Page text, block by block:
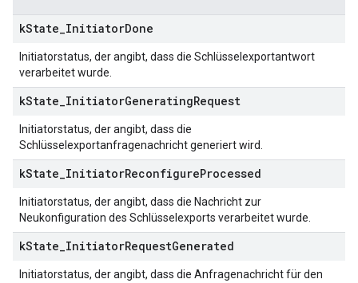
kState InitiatorDone
Initiatorstatus, der angibt, dass die Schlüsselexportantwort
verarbeitet wurde.
kState InitiatorGeneratingRequest
Initiatorstatus, der angibt, dass die
Schlüsselexportanfragenachricht generiert wird.
kState InitiatorReconfigureProcessed
Initiatorstatus, der angibt, dass die Nachricht zur
Neukonfiguration des Schlüsselexports verarbeitet wurde.
kState InitiatorRequestGenerated
Initiatorstatus, der angibt, dass die Anfragenachricht für den